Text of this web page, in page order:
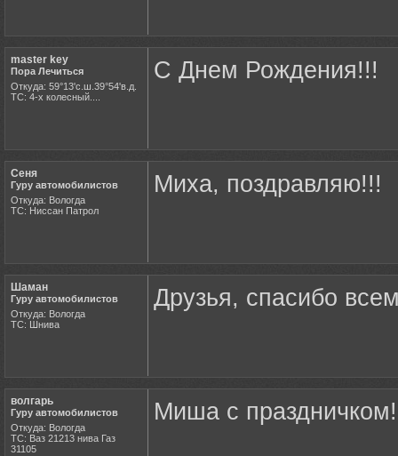
master key
Пора Лечиться
Откуда: 59°13'с.ш.39°54'в.д.
ТС: 4-х колесный....
С Днем Рождения!!!
Сеня
Гуру автомобилистов
Откуда: Вологда
ТС: Ниссан Патрол
Миха, поздравляю!!!
Шаман
Гуру автомобилистов
Откуда: Вологда
ТС: Шнива
Друзья, спасибо
волгарь
Гуру автомобилистов
Откуда: Вологда
ТС: Ваз 21213 нива Газ
31105
Миша с праздничком!